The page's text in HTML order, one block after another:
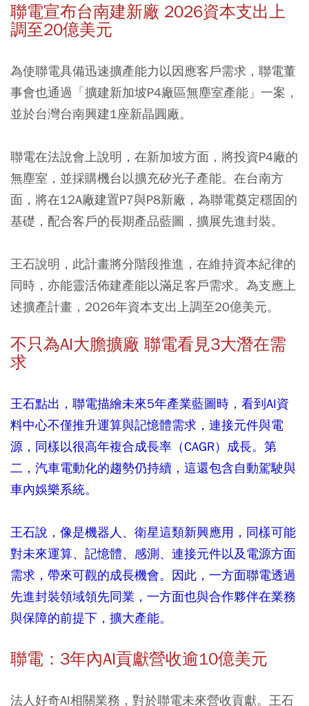
聯電宣布台南建新廠 2026資本支出上
調至20億美元
為使聯電具備迅速擴產能力以因應客戶需求，聯電董
事會也通過「擴建新加坡P4廠區無塵室產能」一案，
並於台灣台南興建1座新晶圓廠。
聯電在法說會上說明，在新加坡方面，將投資P4廠的
無塵室，並採購機台以擴充矽光子產能。在台南方
面，將在12A廠建置P7與P8新廠，為聯電奠定穩固的
基礎，配合客戶的長期產品藍圖，擴展先進封裝。
王石說明，此計畫將分階段推進，在維持資本紀律的
同時，亦能靈活佈建產能以滿足客戶需求。為支應上
述擴產計畫，2026年資本支出上調至20億美元。
不只為AI大膽擴廠 聯電看見3大潛在需
求
王石點出，聯電描繪未來5年產業藍圖時，看到AI資
料中心不僅推升運算與記憶體需求，連接元件與電
源，同樣以很高年複合成長率（CAGR）成長。第
二，汽車電動化的趨勢仍持續，這還包含自動駕駛與
車內娛樂系統。
王石說，像是機器人、衛星這類新興應用，同樣可能
對未來運算、記憶體、感測、連接元件以及電源方面
需求，帶來可觀的成長機會。因此，一方面聯電透過
先進封裝領域領先同業，一方面也與合作夥伴在業務
與保障的前提下，擴大產能。
聯電：3年內AI貢獻營收逾10億美元
法人好奇AI相關業務，對於聯電未來營收貢獻。王石